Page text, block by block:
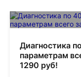
Диагностика
параметрам
1290 руб!